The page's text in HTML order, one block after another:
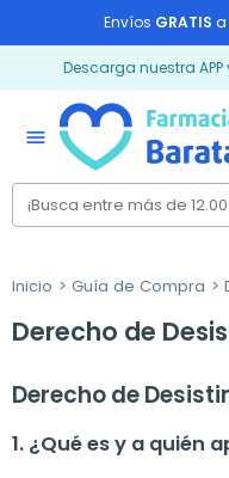
Envíos GRATIS a
Descarga nuestra
menu
Inicio Guía de Compra
Derecho de
Derecho de
1. ¿Qué es y a quién